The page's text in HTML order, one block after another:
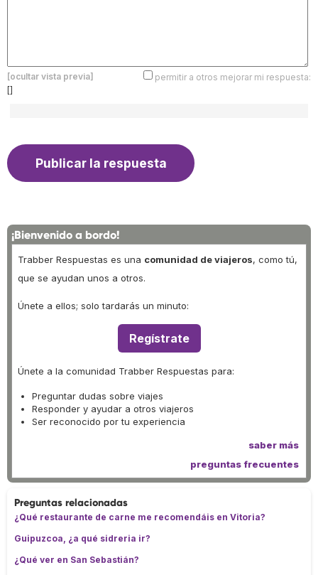
[ocultar vista previa]
permitir a otros mejorar mi respuesta:
[]
¡Bienvenido a bordo!
Trabber Respuestas es una comunidad de viajeros, como tú,
que se ayudan unos a otros.
Únete a ellos; solo tardarás un minuto:
Regístrate
Únete a la comunidad Trabber Respuestas para:
Preguntar dudas sobre viajes
Responder y ayudar a otros viajeros
Ser reconocido por tu experiencia
saber más
preguntas frecuentes
Preguntas relacionadas
¿Qué restaurante de carne me recomendáis en Vitoria?
Guipuzcoa, ¿a qué sidreria ir?
¿Qué ver en San Sebastián?